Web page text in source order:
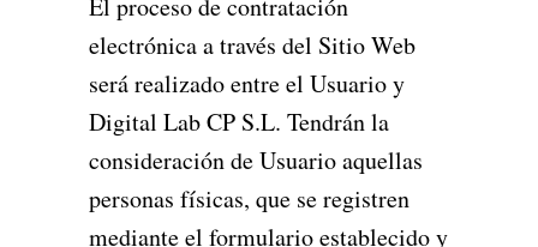
El proceso de contratación
electrónica a través del Sitio Web
será realizado entre el Usuario y
Digital Lab CP S.L. Tendrán la
consideración de Usuario aquellas
personas físicas, que se registren
mediante el formulario establecido y